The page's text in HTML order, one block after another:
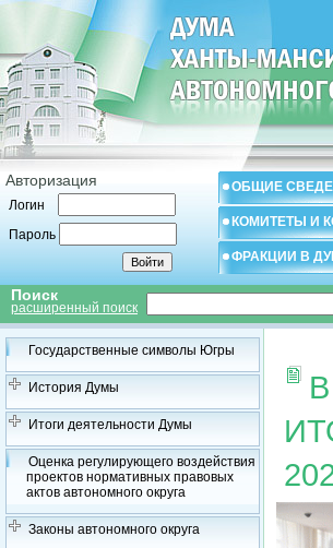
Авторизация
Логин
Пароль
ОБЩИЕ
КОМИТЕТЫ И
ФРАКЦИИ В
Поиск
расширенный поиск
Государственные символы Югры
История Думы
Итоги деятельности Думы
Оценка регулирующего воздействия
проектов нормативных правовых
актов автономного округа
Законы автономного округа